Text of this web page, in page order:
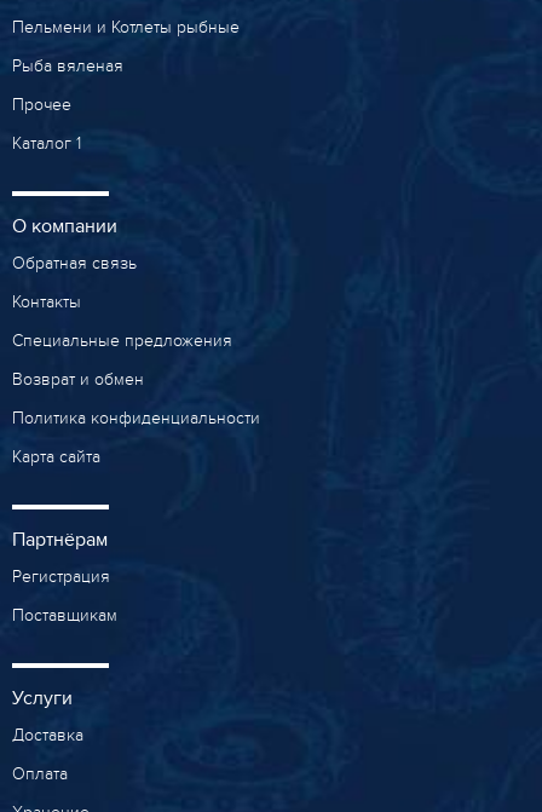
Пельмени и Котлеты рыбные
Рыба вяленая
Прочее
Каталог 1
О компании
Обратная связь
Контакты
Специальные предложения
Возврат и обмен
Политика конфиденциальности
Карта сайта
Партнёрам
Регистрация
Поставщикам
Услуги
Доставка
Оплата